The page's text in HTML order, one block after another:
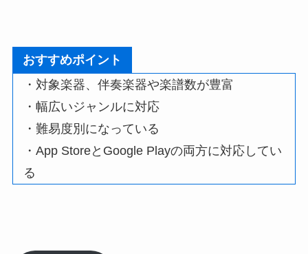
おすすめポイント
・対象楽器、伴奏楽器や楽譜数が豊富
・幅広いジャンルに対応
・難易度別になっている
・App StoreとGoogle Playの両方に対応してい
る